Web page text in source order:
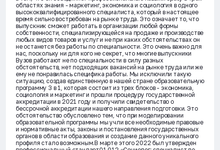
областях знания - маркетинг, экономика и социология в одного
высококвалифицированного специалиста, который в настоящее
время сильно востребован на рынке труда. Это означает то, что
выпускник сможет работать в организации любой формы
собственности, специализирующейся на продаже и производстве
любых видов товаров и услуг и не при каких обстоятельствах он
не останется без работы по специальности. Это очень важно для
нас, поскольку ни для кого не секрет, что многие выпускники
Вузов работают не по специальности в силу разных
обстоятельств, нет подходящих вакансий на рынке труда или же
ему не понравилась специфика работы. Мы исключили такую
ситуацию, создав единственную в нашей стране образовательную
программу 3 в 1, которая состоит из трех блоков - экономика,
социология и маркетинг и прошли процедуру государственной
аккредитации в 2021 году и получили свидетельство о
бессрочной аккредитации нашего направления подготовки. Это
обстоятельство обусловлено тем, что при моделировании
образовательной программы мы учли все необходимые правовые
и нормативные акты, законы и постановления государственных
органов в области образования и создание данного уникального
профиля стало возможным.В марте этого 2022 был утвержден